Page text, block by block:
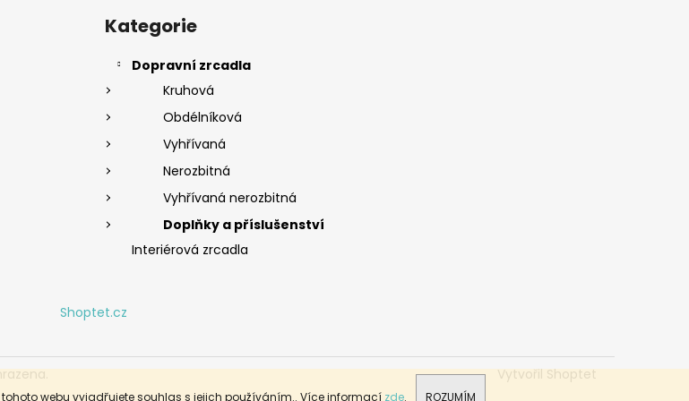
webu vyjadřujete souhlas s jejich používáním.. Více informací zde. ROZUMÍM
kategorie
Kategorie
Dopravní zrcadla
Kruhová
Obdélníková
Vyhřívaná
Nerozbitná
Vyhřívaná nerozbitná
Doplňky a příslušenství
Interiérová zrcadla
Shoptet.cz
Vytvořil Shoptet